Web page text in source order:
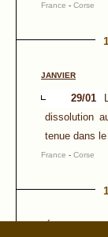
France - Corse
JANVIER
29/01
dissolution
tenue dans
France - Corse